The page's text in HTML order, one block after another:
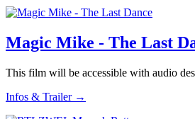
Magic Mike - The Last
This film will be accessible with audio
Infos & Trailer →